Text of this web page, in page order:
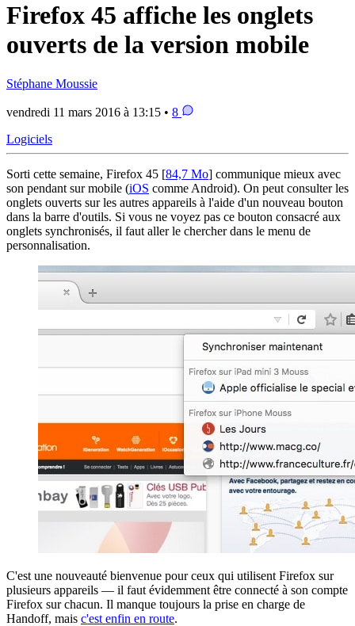
Firefox 45 affiche les onglets
ouverts de la version mobile
Stéphane Moussie
vendredi 11 mars 2016 à 13:15 • 8
Logiciels
Sorti cette semaine, Firefox 45 [84,7 Mo] communique mieux avec
son pendant sur mobile (iOS comme Android). On peut consulter les
onglets ouverts sur les autres appareils à l'aide d'un nouveau bouton
dans la barre d'outils. Si vous ne voyez pas ce bouton consacré aux
onglets synchronisés, il faut aller le chercher dans le menu de
personnalisation.
C'est une nouveauté bienvenue pour ceux qui utilisent Firefox sur
plusieurs appareils — il faut évidemment être connecté à son compte
Firefox sur chacun. Il manque toujours la prise en charge de
Handoff, mais c'est enfin en route.